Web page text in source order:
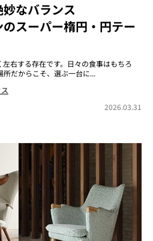
なバランス
スーパー楕円・円テー
右する存在です。日々の食事はもちろ
だからこそ、選ぶ一台に...
2026.03.31